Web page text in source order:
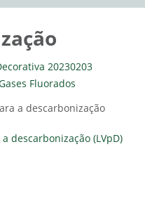
Fluorados
descarbonização (LVpD)